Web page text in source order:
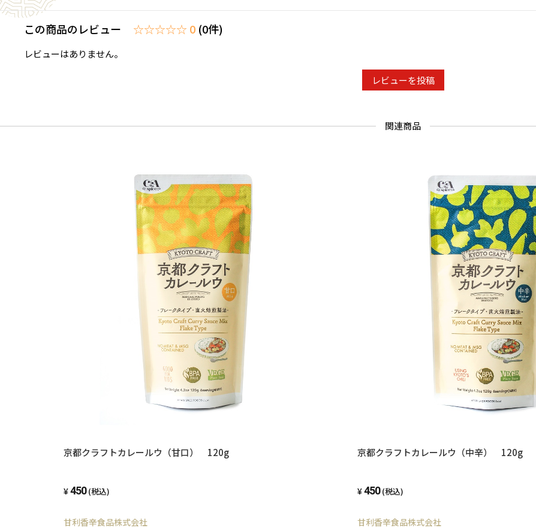
この商品のレビュー ☆☆☆☆☆ 0 (0件)
レビューはありません。
レビューを投稿
関連商品
京都クラフトカレールウ（甘口） 120g
450(税込)
甘利香辛食品株式会社
京都クラフトカレールウ（中辛） 120g
450 (税込)
甘利香辛食品株式会社